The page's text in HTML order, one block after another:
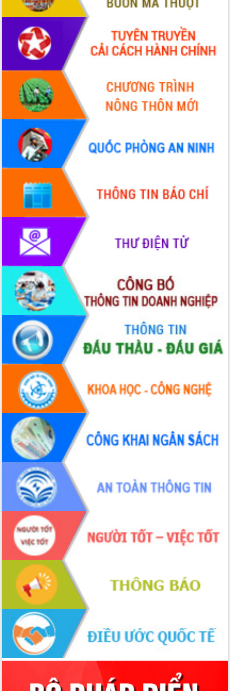
tiến đầu tư tỉnh
Ngành cá ngừ Đắk Lắk chủ động thích
ứng để giữ vững thị trường xuất khẩu
Diễn đàn Kinh tế tư nhân Việt Nam đột
phá cơ chế - Hợp tác công tư
Đề án 06 tạo bước ngoặt đột phá trong
cải cách hành chính tỉnh Đắk Lắk
Kết nối tour, đẩy mạnh chuyển đổi số
để phát triển du lịch Đắk Lắk
Khởi động Dự án Đầu tư xây dựng hạ
tầng kỹ thuật Cụm công nghiệp Tân
Gặp mặt các cơ quan báo chí nhân Kỷ
niệm 101 năm Ngày Báo chí Cách
mạng Việt Nam
Đắk Lắk sơ kết 4 năm triển khai thực
hiện Đề án 06 của Chính phủ
Họp báo thông tin về Hội nghị Công bố
Quy hoạch và Xúc tiến đầu tư tỉnh Đắk
Lắk
Khơi thông điểm nghẽn, đẩy nhanh
giải ngân vốn khắc phục thiên tai
HĐND tỉnh thông qua điều chỉnh Quy
hoạch tỉnh thời kỳ 2021-2030
Hội thảo góp ý hồ sơ điều chỉnh quy
hoạch tỉnh Đắk Lắk thời kỳ 2021-2030,
tầm nhìn đến năm 2050
Nâng cao hiệu quả hoạt động của các
doanh nghiệp nhà nước
Hội nghị triển khai kết nối mạng
truyền số liệu chuyên dùng phục vụ cơ
quan Đảng, Nhà nước
Lễ phát động chuỗi hoạt động chung
tay làm sạch môi trường
Xã Ea Kar bước chuyển mình trong
công tác cải cách hành chính mô hình
mới
UBND tỉnh họp báo định kỳ tháng 4
năm 2026
Hội thảo khoa học “Giải pháp thúc đẩy
phát triển nền kinh tế xanh tại tỉnh
Đắk Lắk”
Tăng cường giám sát, đôn đốc thực
hiện nhiệm vụ quản lý tài sản công
hàng tuần
Tháo gỡ những vướng mắc, đẩy mạnh
công tác cải cách thủ tục hành chính
tại Trung tâm Phục vụ hành chính
công tỉnh
Đắk Lắk: Tôn vinh 46 giải pháp tại Hội
thi Sáng tạo Kỹ thuật 2024 - 2025
Đắk Lắk rà soát, điều chỉnh Đề án 190
về phát triển nuôi trồng thủy sản
Phó Chủ tịch UBND tỉnh Đắk Lắk
Trương Công Thái kiểm tra thực địa
Dự án cao tốc Khánh Hòa - Buôn Ma
Thuột
Định vị cà phê Việt Nam như một “di
sản sống” trong dòng chảy toàn cầu
Xây dựng nông thôn mới: Nâng cao đời
sống người dân từ những mô hình thiết